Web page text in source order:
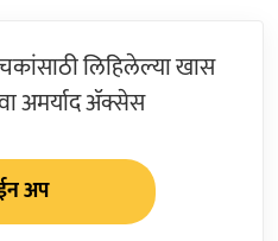
लिहिलेल्या खास
अमर्याद ॲक्सेस
अप